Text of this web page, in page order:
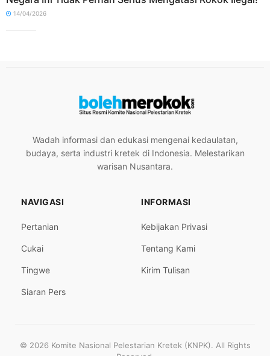
14/04/2026
Wadah informasi dan edukasi mengenai kedaulatan,
budaya, serta industri kretek di Indonesia. Melestarikan
warisan Nusantara.
NAVIGASI
Pertanian
Cukai
Tingwe
Siaran Pers
INFORMASI
Kebijakan Privasi
Tentang Kami
Kirim Tulisan
© 2026 Komite Nasional Pelestarian Kretek (KNPK). All Rights